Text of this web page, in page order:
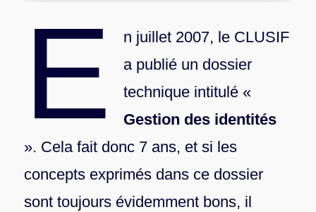
E
n juillet 2007, le CLUSIF
a publié un dossier
technique intitulé «
Gestion des identités
». Cela fait donc 7 ans, et si les
concepts exprimés dans ce dossier
sont toujours évidemment bons, il